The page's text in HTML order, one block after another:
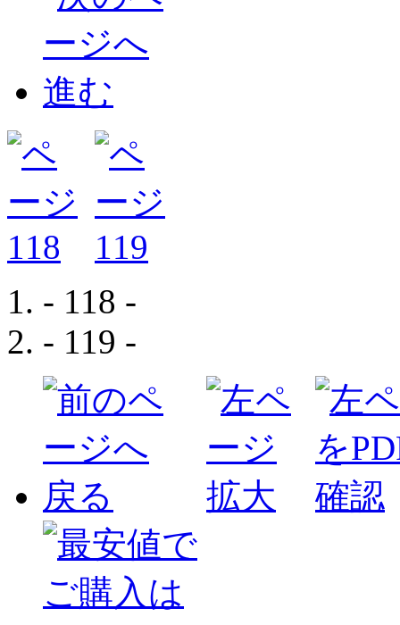
- 118 -
- 119 -